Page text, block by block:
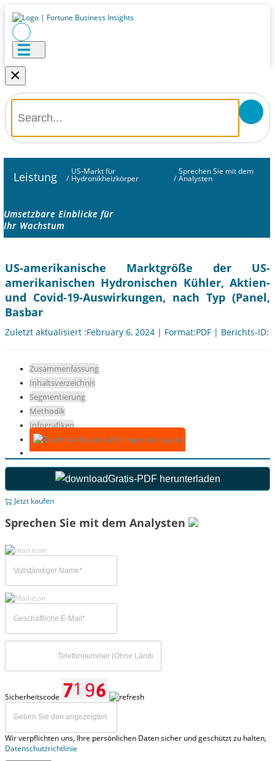
×
Leistung /
US-Markt für
Hydronikheizkörper /
Sprechen Sie mit dem
Analysten
Umsetzbare Einblicke für
Ihr Wachstum
US-amerikanische Marktgröße der US-
amerikanischen Hydronischen Kühler, Aktien-
und Covid-19-Auswirkungen, nach Typ (Panel,
Basbar
Zuletzt aktualisiert :February 6, 2024 | Format:PDF | Berichts-ID:
Zusammenfassung
Inhaltsverzeichnis
Segmentierung
Methodik
Infografiken
Gratis-PDF herunterladen
Gratis-PDF herunterladen
Jetzt kaufen
Sprechen Sie mit dem Analysten
Sicherheitscode
Wir verpflichten uns, Ihre persönlichen Daten sicher und geschützt zu halten,
Datenschutzrichtlinie